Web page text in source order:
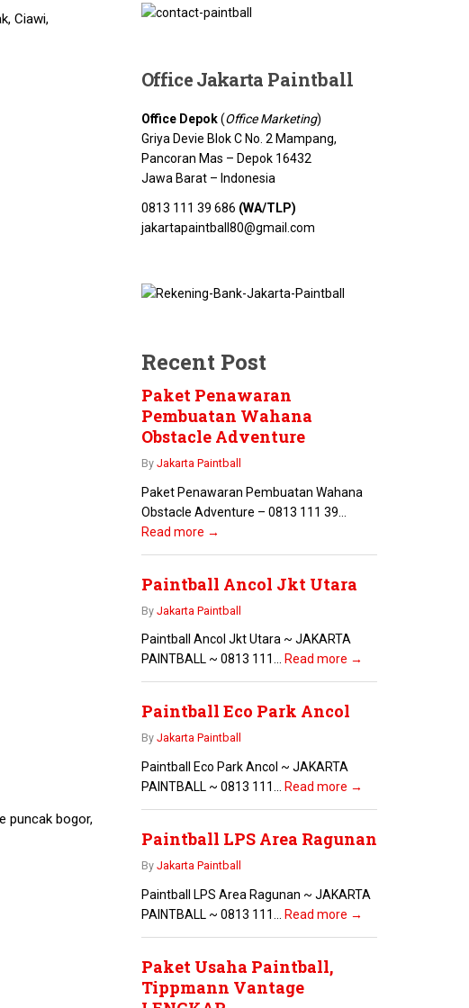
Ciawi,
puncak bogor,
Office Jakarta Paintball
Office Depok(Office Marketing)
Griya Devie Blok C No. 2 Mampang,
Pancoran Mas – Depok 16432
Jawa Barat – Indonesia
0813 111 39 686 (WA/TLP)
jakartapaintball80@gmail.com
Recent Post
Paket Penawaran
Pembuatan Wahana
Obstacle Adventure
By Jakarta Paintball
Paket Penawaran Pembuatan Wahana
Obstacle Adventure – 0813 111 39...
Read more →
Paintball Ancol Jkt Utara
By Jakarta Paintball
Paintball Ancol Jkt Utara ~ JAKARTA
PAINTBALL ~ 0813 111... Read more →
Paintball Eco Park Ancol
By Jakarta Paintball
Paintball Eco Park Ancol ~ JAKARTA
PAINTBALL ~ 0813 111...
Read more →
Paintball LPS Area Ragunan
By Jakarta Paintball
Paintball LPS Area Ragunan ~ JAKARTA
PAINTBALL ~ 0813 111...
Read more →
Paket Usaha Paintball,
Tippmann Vantage